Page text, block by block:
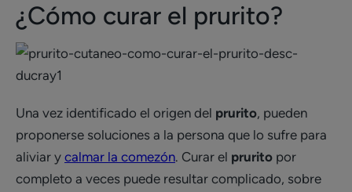
¿Cómo curar el prurito?
Una vez identificado el origen del prurito, pueden
proponerse soluciones a la persona que lo sufre para
aliviar y calmar la comezón. Curar el prurito por
completo a veces puede resultar complicado, sobre